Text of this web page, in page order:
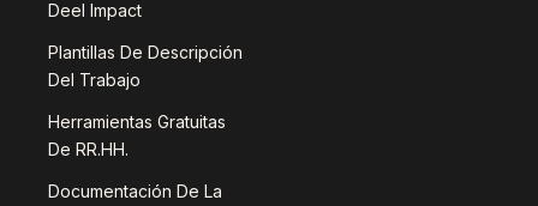
Deel Impact
Plantillas De Descripción
Del Trabajo
Herramientas Gratuitas
De RR.HH.
Documentación De La